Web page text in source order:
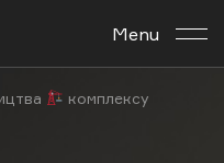
Menu
комплексу